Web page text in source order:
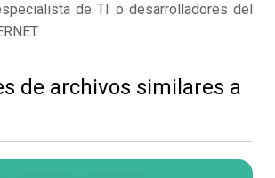
de TI o desarrolladores del
de archivos similares a